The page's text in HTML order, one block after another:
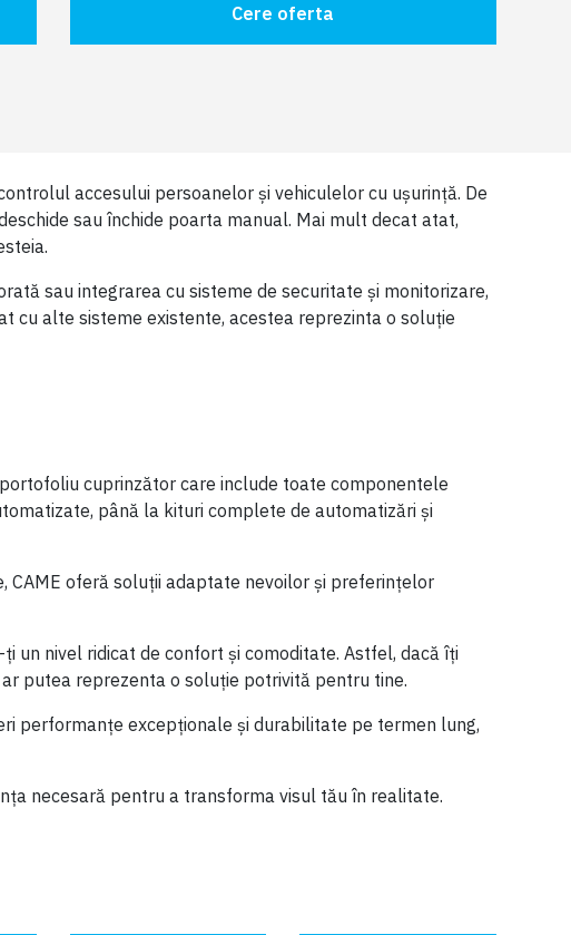
Cere oferta
accesului persoanelor și vehiculelor cu ușurință. De
sau închide poarta manual. Mai mult decat atat,
sau integrarea cu sisteme de securitate și monitorizare,
cu alte sisteme existente, acestea reprezinta o soluție
cuprinzător care include toate componentele
până la kituri complete de automatizări și
oferă soluții adaptate nevoilor și preferințelor
un nivel ridicat de confort și comoditate. Astfel, dacă îți
ar putea reprezenta o soluție potrivită pentru tine.
performanțe excepționale și durabilitate pe termen lung,
necesară pentru a transforma visul tău în realitate.